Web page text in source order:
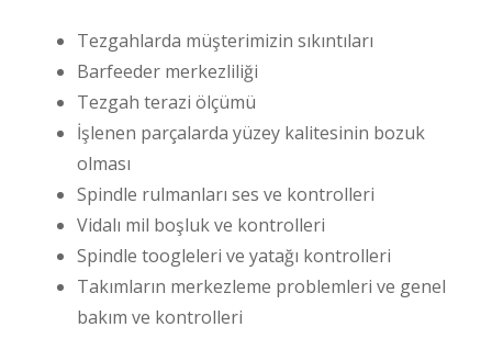
Tezgahlarda müşterimizin sıkıntıları
Barfeeder merkezliliği
Tezgah terazi ölçümü
İşlenen parçalarda yüzey kalitesinin bozuk
olması
Spindle rulmanları ses ve kontrolleri
Vidalı mil boşluk ve kontrolleri
Spindle toogleleri ve yatağı kontrolleri
Takımların merkezleme problemleri ve genel
bakım ve kontrolleri